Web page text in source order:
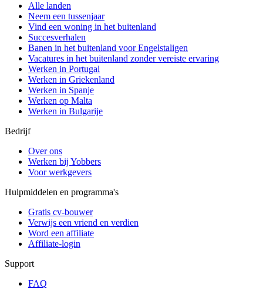
Alle landen
Neem een ​​tussenjaar
Vind een woning in het buitenland
Succesverhalen
Banen in het buitenland voor Engelstaligen
Vacatures in het buitenland zonder vereiste ervaring
Werken in Portugal
Werken in Griekenland
Werken in Spanje
Werken op Malta
Werken in Bulgarije
Bedrijf
Over ons
Werken bij Yobbers
Voor werkgevers
Hulpmiddelen en programma's
Gratis cv-bouwer
Verwijs een vriend en verdien
Word een affiliate
Affiliate-login
Support
FAQ